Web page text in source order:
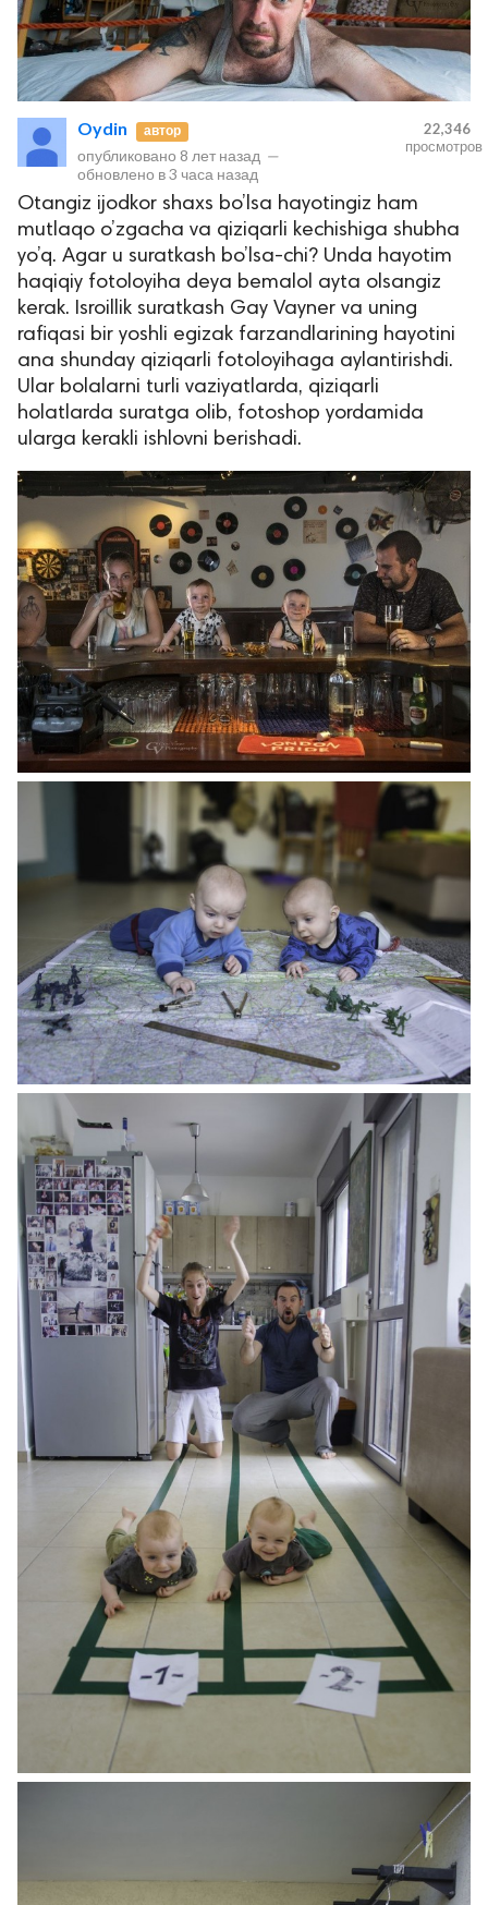
Oydin автор
опубликовано 8 лет назад —
обновлено в3 часа назад
22,346
просмотров
Otangiz ijodkor shaxs bo’lsa hayotingiz ham
mutlaqo o’zgacha va qiziqarli kechishiga shubha
yo’q. Agar u suratkash bo’lsa-chi? Unda hayotim
haqiqiy fotoloyiha deya bemalol ayta olsangiz
kerak. Isroillik suratkash Gay Vayner va uning
rafiqasi bir yoshli egizak farzandlarining hayotini
ana shunday qiziqarli fotoloyihaga aylantirishdi.
Ular bolalarni turli vaziyatlarda, qiziqarli
holatlarda suratga olib, fotoshop yordamida
ularga kerakli ishlovni berishadi.